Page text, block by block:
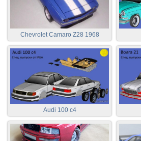
Chevrolet Camaro Z28 1968
Audi 100 c4